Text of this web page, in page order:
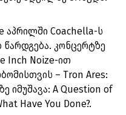
აპრილში Coachella-ს
კონცერტზე
Inch Noize-ით
– Tron Ares:
იმუშავა: A Question of
Have You Done?.